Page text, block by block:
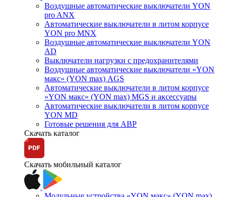
Воздушные автоматические выключатели YON
pro ANX
Автоматические выключатели в литом корпусе
YON pro MNX
Воздушные автоматические выключатели YON
AD
Выключатели нагрузки с предохранителями
Воздушные автоматические выключатели «YON
макс» (YON max) AGS
Автоматические выключатели в литом корпусе
«YON макс» (YON max) MGS и аксессуары
Автоматические выключатели в литом корпусе
YON MD
Готовые решения для АВР
Скачать каталог
Скачать мобильный каталог